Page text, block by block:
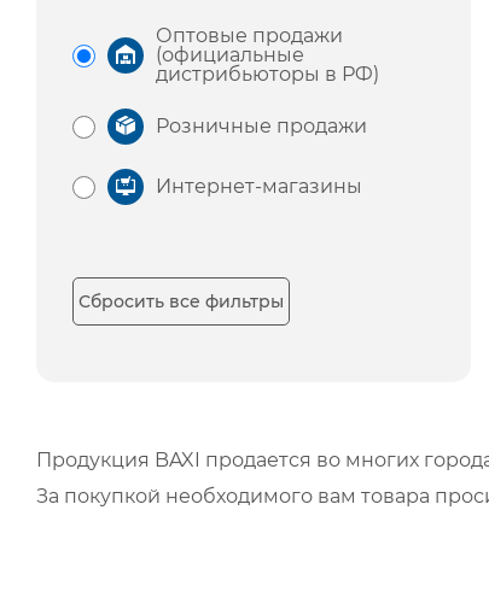
Оптовые продажи
(официальные
дистрибьюторы в РФ)
Розничные продажи
Интернет-магазины
Сбросить все фильтры
Продукция BAXI продается во многих
За покупкой необходимого вам товара